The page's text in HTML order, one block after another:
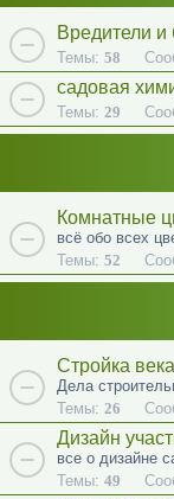
Вредители и
Темы: 58
садовая
Темы: 29
Комнатные
всё обо всех
Темы: 52
Стройка века
Дела
Темы: 26
Дизайн
все о дизайне
Темы: 49